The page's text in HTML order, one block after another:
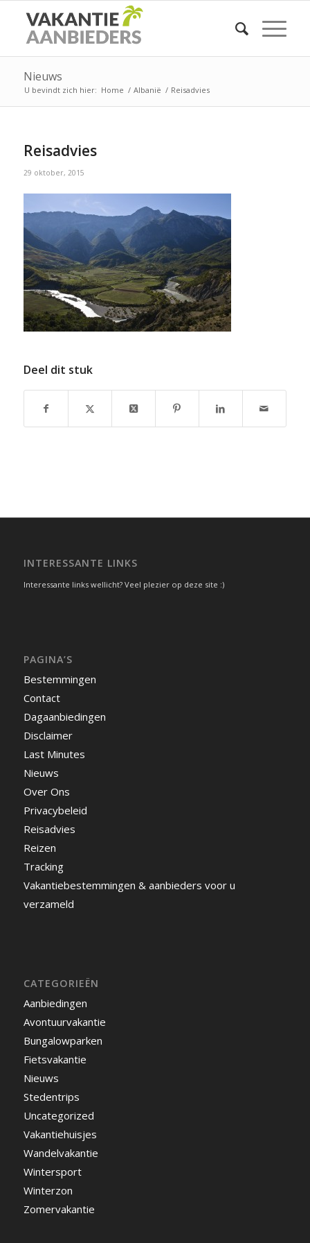
Nieuws
U bevindt zich hier: Home / Albanië / Reisadvies
Reisadvies
29 oktober, 2015
Deel dit stuk
INTERESSANTE LINKS
Interessante links wellicht? Veel plezier op deze site :)
PAGINA’S
Bestemmingen
Contact
Dagaanbiedingen
Disclaimer
Last Minutes
Nieuws
Over Ons
Privacybeleid
Reisadvies
Reizen
Tracking
Vakantiebestemmingen & aanbieders voor u
verzameld
CATEGORIEËN
Aanbiedingen
Avontuurvakantie
Bungalowparken
Fietsvakantie
Nieuws
Stedentrips
Uncategorized
Vakantiehuisjes
Wandelvakantie
Wintersport
Winterzon
Zomervakantie